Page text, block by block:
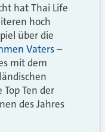
hat Thai Life
hoch
über die
Vaters–
mit dem
Ten der
des Jahres